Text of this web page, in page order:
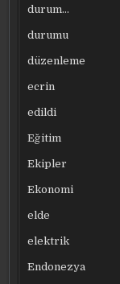
durum…
durumu
düzenleme
ecrin
edildi
Eğitim
Ekipler
Ekonomi
elde
elektrik
Endonezya